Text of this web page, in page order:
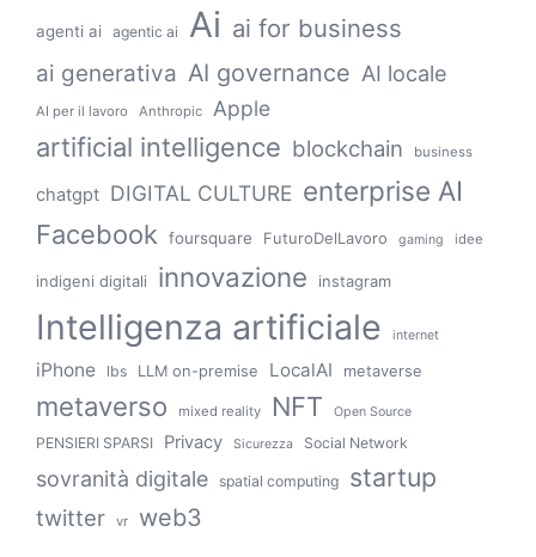
agenti ai agentic ai Ai ai for business
ai generativa AI governance AI locale
AI per il lavoro Anthropic Apple
artificial intelligence blockchain business
chatgpt DIGITAL CULTURE enterprise AI
Facebook foursquare FuturoDelLavoro gaming idee
indigeni digitali innovazione instagram
Intelligenza artificiale internet
iPhone lbs LLM on-premise LocalAI metaverse
metaverso mixed reality NFT Open Source
PENSIERI SPARSI Privacy Sicurezza Social Network
sovranità digitale spatial computing startup
twitter vr web3